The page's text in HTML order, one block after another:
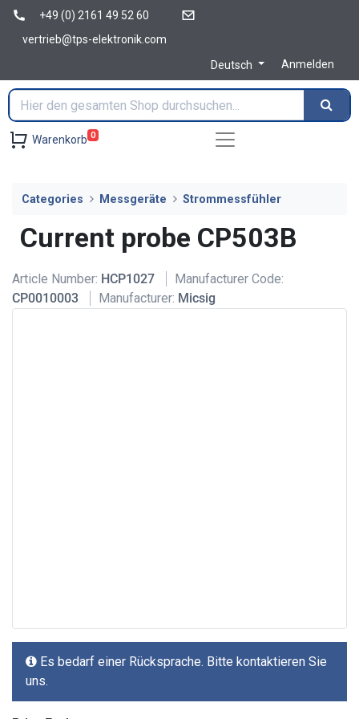
+49 (0) 2161 49 52 60
vertrieb@tps-elektronik.com
Deutsch
Anmelden
Warenkorb 0
Categories Messgeräte Strommessfühler
Current probe CP503B
Article Number: HCP1027
Manufacturer Code:
CP0010003
Manufacturer: Micsig
Es bedarf einer Rücksprache. Bitte kontaktieren Sie
uns.